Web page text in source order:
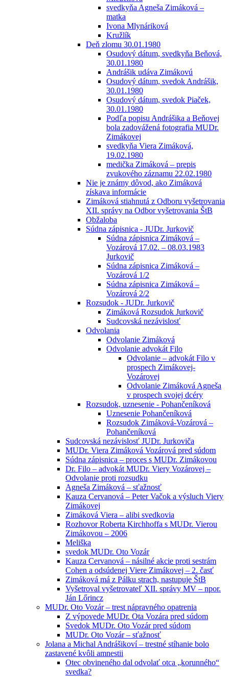
svedkyňa Agneša Zimáková –
matka
Ivona Mlynáriková
Kružlík
Deň zlomu 30.01.1980
Osudový dátum, svedkyňa Beňová,
30.01.1980
Andrášik udáva Zimákovú
Osudový dátum, svedok Andrášik,
30.01.1980
Osudový dátum, svedok Piaček,
30.01.1980
Podľa popisu Andrášika a Beňovej
bola zadovážená fotografia MUDr.
Zimákovej
svedkyňa Viera Zimáková,
19.02.1980
medička Zimáková – prepis
zvukového záznamu 22.02.1980
Nie je známy dôvod, ako Zimáková
získava informácie
Zimáková stiahnutá z Odboru vyšetrovania
XII. správy na Odbor vyšetrovania ŠtB
Obžaloba
Súdna zápisnica - JUDr. Jurkovič
Súdna zápisnica Zimáková –
Vozárová 17.02. – 08.03.1983
Jurkovič
Súdna zápisnica Zimáková –
Vozárová 1/2
Súdna zápisnica Zimáková –
Vozárová 2/2
Rozsudok - JUDr. Jurkovič
Zimáková Rozsudok Jurkovič
Sudcovská nezávislosť
Odvolania
Odvolanie Zimáková
Odvolanie advokát Filo
Odvolanie – advokát Filo v
prospech Zimákovej-
Vozárovej
Odvolanie Zimáková Agneša
v prospech svojej dcéry
Rozsudok, uznesenie - Pohančeníková
Uznesenie Pohančeníková
Rozsudok Zimáková-Vozárová –
Pohančeníková
Sudcovská nezávislosť JUDr. Jurkoviča
MUDr. Viera Zimáková Vozárová pred súdom
Súdna zápisnica – proces s MUDr. Zimákovou
Dr. Filo – advokát MUDr. Viery Vozárovej –
Odvolanie proti rozsudku
Agneša Zimáková – sťažnosť
Kauza Cervanová – Peter Vačok a výsluch Viery
Zimákovej
Zimáková Viera – alibi svedkovia
Rozhovor Roberta Kirchhoffa s MUDr. Vierou
Zimákovou – 2006
Meliška
svedok MUDr. Oto Vozár
Kauza Cervanová – násilné akcie proti sestrám
Cohen a odsúdenej Viere Zimákovej – 2. časť
Zimáková má z Pálku strach, nastupuje ŠtB
Vyšetroval vyšetrovateľ XII. správy MV – npor.
Ján Lőrincz
MUDr. Oto Vozár – trest nápravného opatrenia
Z výpovede MUDr. Ota Vozára pred súdom
Svedok MUDr. Oto Vozár pred súdom
MUDr. Oto Vozár – sťažnosť
Jolana a Michal Andrášikoví – trestné stíhanie bolo
zastavené kvôli amnestii
Otec obvineného dal odvolať otca „korunného“
svedka?